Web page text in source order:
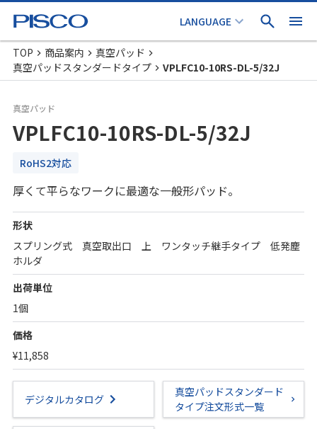
TOP 商品案内
真空パッド
真空パッドスタンダードタイプ
VPLFC10-10RS-DL-5/32J
真空パッド
VPLFC10-10RS-DL-5/32J
RoHS2対応
厚くて平らなワークに最適な一般形パッド。
形状
スプリング式 真空取出口 上 ワンタッチ継手タイプ 低発塵
ホルダ
出荷単位
1個
価格
¥11,858
デジタルカタログ
真空パッドスタンダード
タイプ注文形式一覧